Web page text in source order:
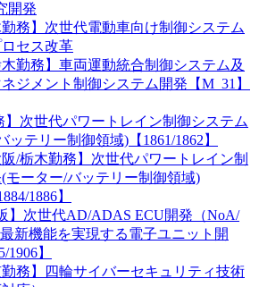
開発
勤務】次世代電動車向け制御システム
セス改革
勤務】車両運動統合制御システム及
ジメント制御システム開発【M_31】
】次世代パワートレイン制御システム
ッテリー制御領域)【1861/1862】
/栃木勤務】次世代パワートレイン制
モーター/バッテリー制御領域)
1886】
】次世代AD/ADAS ECU開発（NoA/
新機能を実現する電子ユニット開
1906】
勤務】四輪サイバーセキュリティ技術